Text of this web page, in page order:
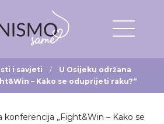
i savjeti
U Osijeku održana
– Kako se oduprijeti raku?“